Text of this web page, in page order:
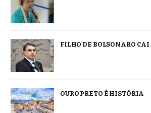
FILHO DE BOLSONARO
OURO PRETO É HISTÓRIA